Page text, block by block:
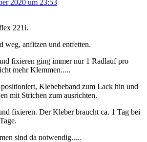
2020 um 23:53
221i.
weg, anfitzen und entfetten.
fixieren ging immer nur 1 Radlauf pro
mehr Klemmen.....
Klebebeband zum Lack hin und
mit Strichen zum ausrichten.
fixieren. Der Kleber braucht ca. 1 Tag bei
sind da notwendig.....